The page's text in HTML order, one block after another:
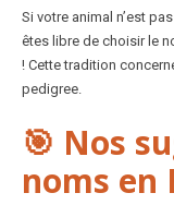
Si votre animal n’est
êtes libre de choisir le
! Cette tradition
pedigree.
🎯 Nos
noms en